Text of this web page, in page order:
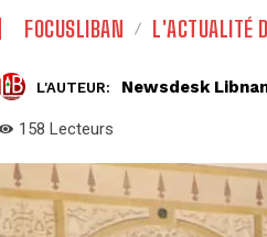
FOCUSLIBAN L'ACTUALITÉ
L'AUTEUR: Newsdesk
158 Lecteurs